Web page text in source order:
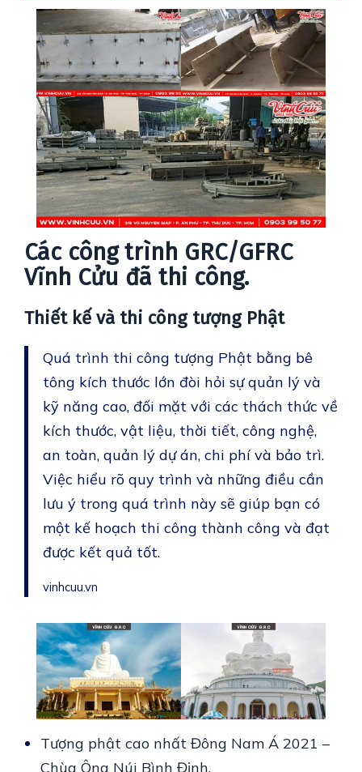
Các công trình GRC/GFRC
Vĩnh Cửu đã thi công.
Thiết kế và thi công tượng Phật
Quá trình thi công tượng Phật bằng bê
tông kích thước lớn đòi hỏi sự quản lý và
kỹ năng cao, đối mặt với các thách thức về
kích thước, vật liệu, thời tiết, công nghệ,
an toàn, quản lý dự án, chi phí và bảo trì.
Việc hiểu rõ quy trình và những điều cần
lưu ý trong quá trình này sẽ giúp bạn có
một kế hoạch thi công thành công và đạt
được kết quả tốt.
vinhcuu.vn
Tượng phật cao nhất Đông Nam Á 2021 –
Chùa Ông Núi Bình Định.